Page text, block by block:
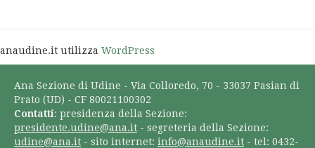
anaudine.it utilizza WordPress
Ana Sezione di Udine - Via Colloredo, 70 - 33037 Pasian di
Prato (UD) - CF 80021100302
Contatti: presidenza della Sezione:
presidente.udine@ana.it - segreteria della Sezione:
udine@ana.it - sito internet: info@anaudine.it - tel: 0432-